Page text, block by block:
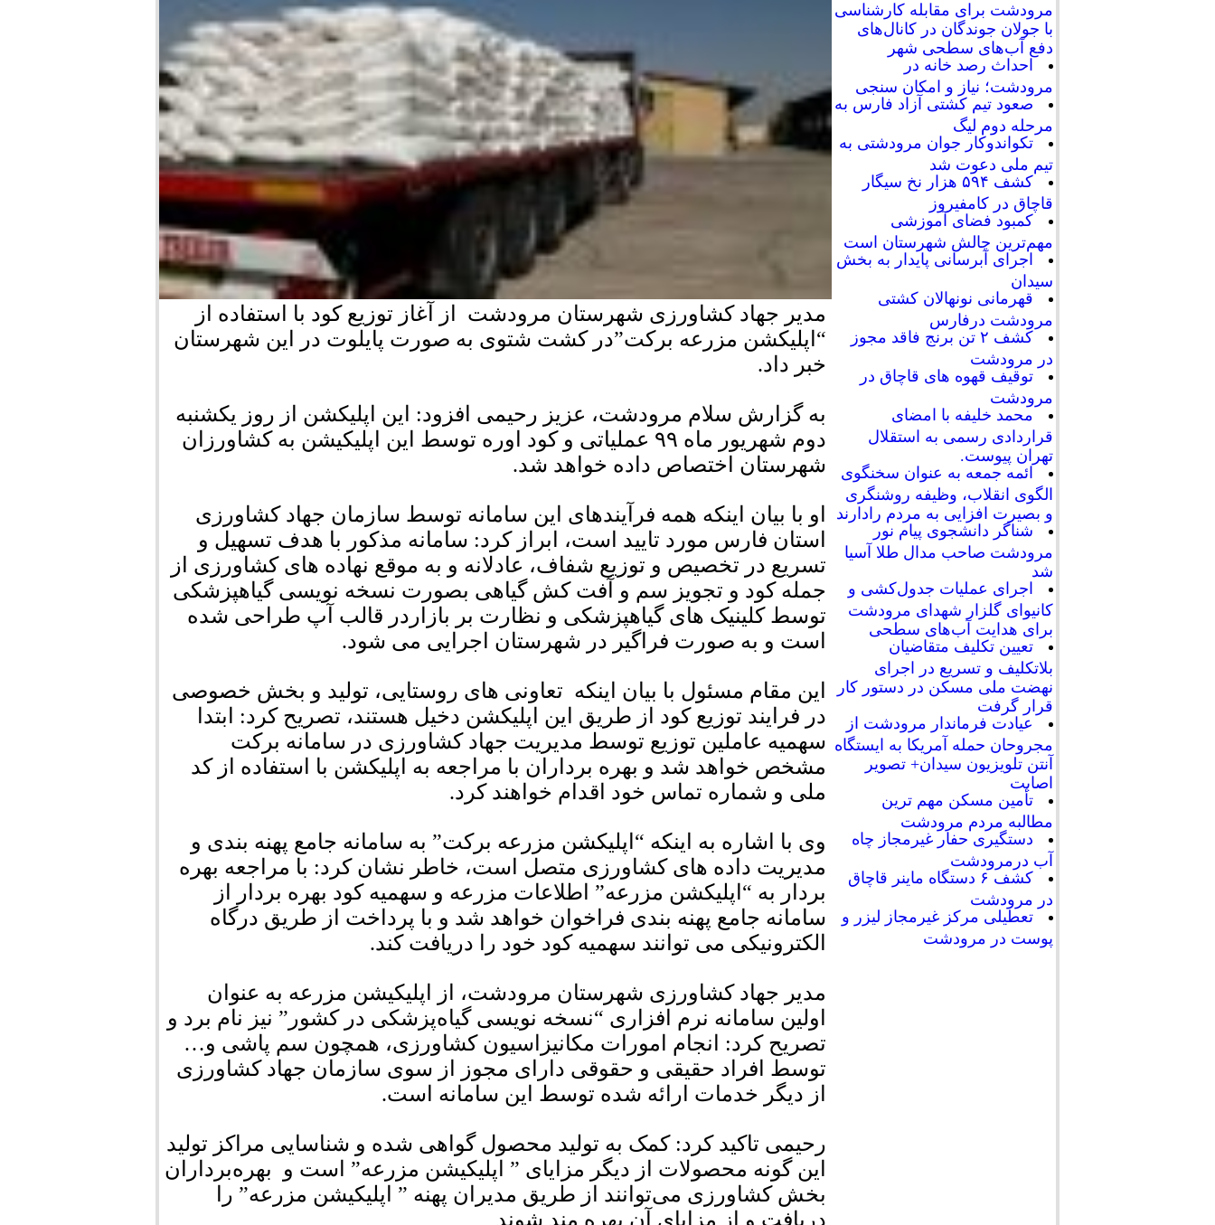
مرودشت برای مقابله کارشناسی
با جولان جوندگان در کانال‌های
دفع آب‌های سطحی شهر
احداث رصد خانه در
مرودشت؛ نیاز و امکان سنجی
صعود تیم کشتی آزاد فارس به
مرحله دوم لیگ
تکواندوکار جوان مرودشتی به
تیم ملی دعوت شد
کشف ۵۹۴ هزار نخ سیگار
قاچاق در کامفیروز
کمبود فضای آموزشی
مهم‌ترین چالش شهرستان است
اجرای آبرسانی پایدار به بخش
سیدان
قهرمانی نونهالان کشتی
مرودشت درفارس
کشف ۲ تن برنج فاقد مجوز
در مرودشت
توقیف قهوه های قاچاق در
مرودشت
محمد خلیفه با امضای
قراردادی رسمی به استقلال
تهران پیوست.
ائمه جمعه به عنوان سخنگوی
الگوی انقلاب، وظیفه روشنگری
و بصیرت افزایی به مردم رادارند
شناگر دانشجوی پیام نور
مرودشت صاحب مدال طلا آسیا
شد
اجرای عملیات جدول‌کشی و
کانیوای گلزار شهدای مرودشت
برای هدایت آب‌های سطحی
تعیین تکلیف متقاضیان
بلاتکلیف و تسریع در اجرای
نهضت ملی مسکن در دستور کار
قرار گرفت
عیادت فرماندار مرودشت از
مجروحان حمله آمریکا به ایستگاه
آنتن تلویزیون سیدان+ تصویر
اصابت
تأمین مسکن مهم ترین
مطالبه مردم مرودشت
دستگیری حفار غیرمجاز چاه
آب درمرودشت
کشف ۶ دستگاه ماینر قاچاق
در مرودشت
تعطیلی مرکز غیرمجاز لیزر و
پوست در مرودشت
مدیر جهاد کشاورزی شهرستان مرودشت از آغاز توزیع کود با استفاده از
“اپلیکشن مزرعه برکت”در کشت شتوی به صورت پایلوت در این شهرستان
خبر داد.
به گزارش سلام مرودشت، عزیز رحیمی افزود: این اپلیکشن از روز یکشنبه
دوم شهریور ماه ۹۹ عملیاتی و کود اوره توسط این اپلیکیشن به کشاورزان
شهرستان اختصاص داده خواهد شد.
او با بیان اینکه همه فرآیندهای این سامانه توسط سازمان جهاد کشاورزی
استان فارس مورد تایید است، ابراز کرد: سامانه مذکور با هدف تسهیل و
تسریع در تخصیص و توزیع شفاف، عادلانه و به موقع نهاده های کشاورزی از
جمله کود و تجویز سم و آفت کش گیاهی بصورت نسخه نویسی گیاهپزشکی
توسط کلینیک های گیاهپزشکی و نظارت بر بازاردر قالب آپ طراحی شده
است و به صورت فراگیر در شهرستان اجرایی می شود.
این مقام مسئول با بیان اینکه تعاونی های روستایی، تولید و بخش خصوصی
در فرایند توزیع کود از طریق این اپلیکشن دخیل هستند، تصریح کرد: ابتدا
سهمیه عاملین توزیع توسط مدیریت جهاد کشاورزی در سامانه برکت
مشخص خواهد شد و بهره برداران با مراجعه به اپلیکشن با استفاده از کد
ملی و شماره تماس خود اقدام خواهند کرد.
وی با اشاره به اینکه “اپلیکشن مزرعه برکت” به سامانه جامع پهنه بندی و
مدیریت داده های کشاورزی متصل است، خاطر نشان کرد: با مراجعه بهره
بردار به “اپلیکشن مزرعه” اطلاعات مزرعه و سهمیه کود بهره بردار از
سامانه جامع پهنه بندی فراخوان خواهد شد و با پرداخت از طریق درگاه
الکترونیکی می توانند سهمیه کود خود را دریافت کند.
مدیر جهاد کشاورزی شهرستان مرودشت، از اپلیکیشن مزرعه به عنوان
اولین سامانه نرم افزاری “نسخه نویسی گیاه‌پزشکی در کشور” نیز نام برد و
تصریح کرد: انجام امورات مکانیزاسیون کشاورزی، همچون سم پاشی و…
توسط افراد حقیقی و حقوقی دارای مجوز از سوی سازمان جهاد کشاورزی
از دیگر خدمات ارائه شده توسط این سامانه است.
رحیمی تاکید کرد: کمک به تولید محصول گواهی شده و شناسایی مراکز تولید
این گونه محصولات از دیگر مزایای ” اپلیکیشن مزرعه” است و بهره‌برداران
بخش کشاورزی می‌توانند از طریق مدیران پهنه ” اپلیکیشن مزرعه” را
دریافت و از مزایای آن بهره مند شوند